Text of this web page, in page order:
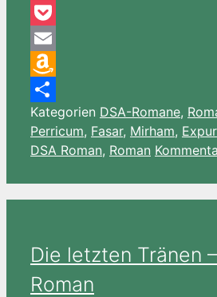
Pinterest
Pocket
Email
Amazon
Wish
List
Teilen
Kategorien DSA-Romane,
Perricum, Fasar, Mirham,
DSA Roman, Roman
Die letzten Tränen
Roman